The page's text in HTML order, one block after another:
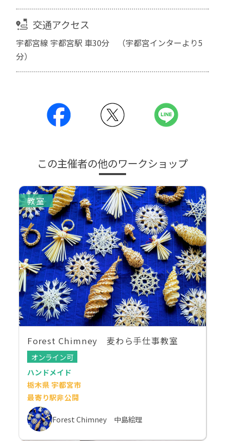
交通アクセス
宇都宮線 宇都宮駅 車30分 （宇都宮インターより5
分）
この主催者の他のワークショップ
教室
Forest Chimney 麦わら手仕事教室
オンライン可
ハンドメイド
栃木県 宇都宮市
最寄り駅非公開
Forest Chimney 中島絵理